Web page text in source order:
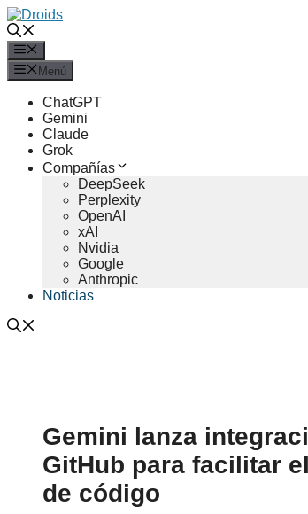
Saltar
al
contenido
Menú
ChatGPT
Gemini
Claude
Grok
Compañías
DeepSeek
Perplexity
OpenAI
xAI
Nvidia
Google
Anthropic
Noticias
Gemini lanza
GitHub para facilitar
de código